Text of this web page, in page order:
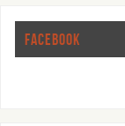
FACEBOOK